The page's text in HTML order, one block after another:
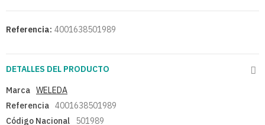
Referencia: 4001638501989
DETALLES DEL PRODUCTO
Marca WELEDA
Referencia 4001638501989
Código Nacional
501989